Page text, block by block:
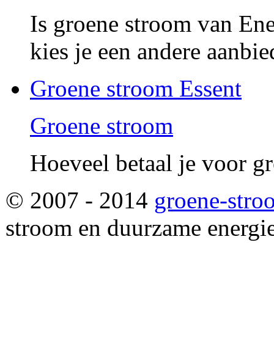
Is groene stroom van
kies je een andere
Groene stroom Essent
Groene stroom
Hoeveel betaal je voor
© 2007 - 2014 groene-
stroom en duurzame